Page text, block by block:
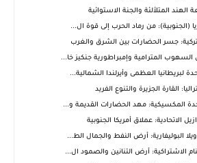
الهند المتلألئة والجنة الاستوائية
(الجنوبية): من رماد الحرب إلى قوة ال...
جسر الحضارات بين الشرق والغرب
المترامية وإمبراطورية جنكيز خا...
لبريطانيا العظمى وأيرلندا الشمالية...
القارة الجزيرة والتنوع الفريد
المكسيكية: مهد الحضارات القديمة و...
الاتحادية: عملاق أمريكا الجنوبية
البوليفارية: أرض النفط والجمال الط...
الاشتراكية: أرض التنانين والصمود ال...